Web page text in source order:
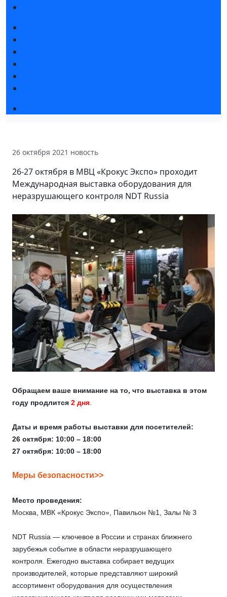
26 октября 2021 новость
26-27 октября в МВЦ «Крокус Экспо» проходит
Международная выставка оборудования для
неразрушающего контроля NDT Russia
Обращаем ваше внимание на то, что выставка в этом
году продлится 2 дня
Даты и время работы выставки для посетителей:
26 октября: 10:00 – 18:00
27 октября: 10:00 – 18:00
Меры безопасности>>
Место проведения:
Москва, МВК «Крокус Экспо», Павильон №1, Залы № 3
NDT Russia — ключевое в России и странах ближнего
зарубежья событие в области неразрушающего
контроля. Ежегодно выставка собирает ведущих
производителей, которые представляют широкий
ассортимент оборудования для осуществления